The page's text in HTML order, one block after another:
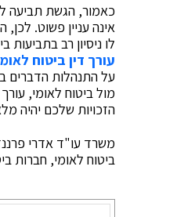
כאמור, הגשת תביעה
אינה עניין פשוט.
לו ניסיון רב
עורך דין ביטוח
על התנהלות הדברים
מול ביטוח לאומי,
הזכויות שלכם יהיה
משרד עו"ד אדרי
ביטוח לאומי, חברות